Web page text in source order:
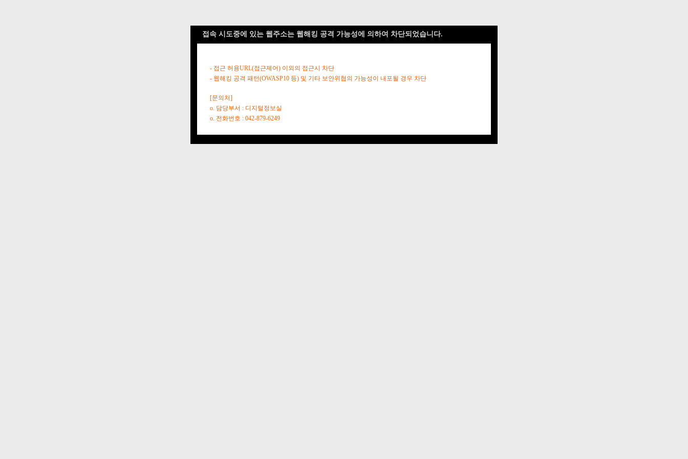
접속 시도중에 있는 웹주소는 웹해킹 공격 가능성에 의하여 차단되었습니다.
- 접근 허용URL(접근제어) 이외의 접근시 차단
- 웹해킹 공격 패턴(OWASP10 등) 및 기타 보안위협의 가능성이 내포될 경우 차단
[문의처]
o. 담당부서 : 디지털정보실
o. 전화번호 : 042-879-6249